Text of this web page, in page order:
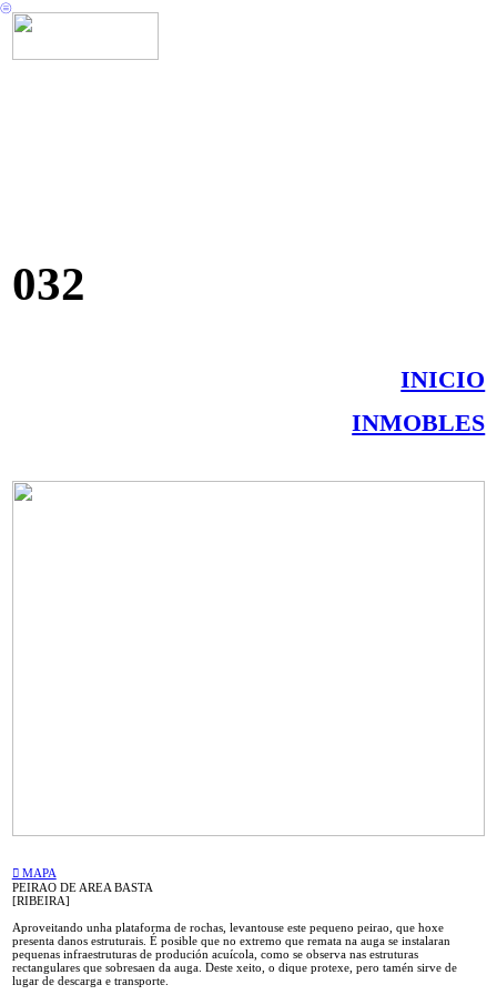
︎
032
INICIO
INMOBLES
︎ MAPA
PEIRAO DE AREA BASTA
[RIBEIRA]
Aproveitando unha plataforma de rochas, levantouse este pequeno peirao, que hoxe
presenta danos estruturais. É posible que no extremo que remata na auga se instalaran
pequenas infraestruturas de produción acuícola, como se observa nas estruturas
rectangulares que sobresaen da auga. Deste xeito, o dique protexe, pero tamén sirve de
lugar de descarga e transporte.